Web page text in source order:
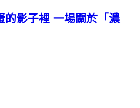
的影子裡 一場關於「濃